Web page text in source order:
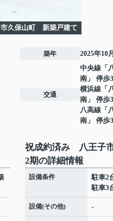
市久保山町 新築戸建て
築年 2025年10
交通
中央線 「
南」 停歩
横浜線 「
南」 停歩
八高線 「
南」 停歩
祝成約済み 八王
2期の詳細情報
設備条件
駐車2
駐車3
設備(その他) -